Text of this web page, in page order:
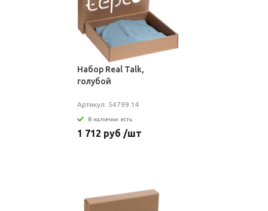
Набор Real Talk,
голубой
Артикул: 54799.14
В наличии: есть
1 712 руб /шт